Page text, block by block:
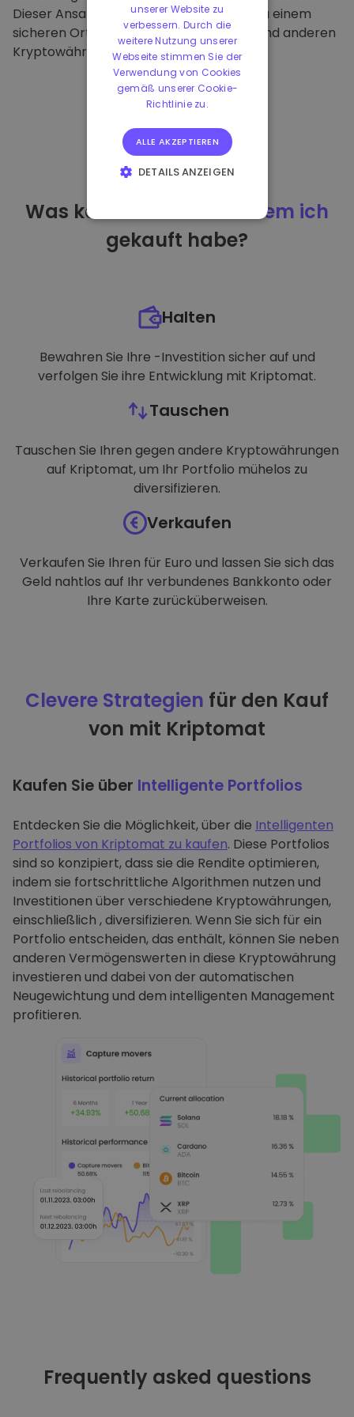
Dieser Ansatz macht unsere Plattform zu einem
sicheren Ort für die Aufbewahrung von und anderen
Kryptowährungen.
Was kann ich tun
nachdem ich
gekauft habe?
Halten
Bewahren Sie Ihre -Investition sicher auf und
verfolgen Sie ihre Entwicklung mit Kriptomat.
Tauschen
Tauschen Sie Ihren gegen andere Kryptowährungen
auf Kriptomat, um Ihr Portfolio mühelos zu
diversifizieren.
Verkaufen
Verkaufen Sie Ihren für Euro und lassen Sie sich das
Geld nahtlos auf Ihr verbundenes Bankkonto oder
Ihre Karte zurücküberweisen.
Clevere Strategien für den Kauf
von mit Kriptomat
Kaufen Sie über Intelligente Portfolios
Entdecken Sie die Möglichkeit, über die Intelligenten
Portfolios von Kriptomat zu kaufen. Diese Portfolios
sind so konzipiert, dass sie die Rendite optimieren,
indem sie fortschrittliche Algorithmen nutzen und
Investitionen über verschiedene Kryptowährungen,
einschließlich , diversifizieren. Wenn Sie sich für ein
Portfolio entscheiden, das enthält, können Sie neben
anderen Vermögenswerten in diese Kryptowährung
investieren und dabei von der automatischen
Neugewichtung und dem intelligenten Management
profitieren.
Frequently asked questions
unserer Website zu
verbessern. Durch die
weitere Nutzung unserer
Webseite stimmen Sie der
Verwendung von Cookies
gemäß unserer Cookie-
Richtlinie zu.
ALLE AKZEPTIEREN
DETAILS ANZEIGEN
PERFORMANCE